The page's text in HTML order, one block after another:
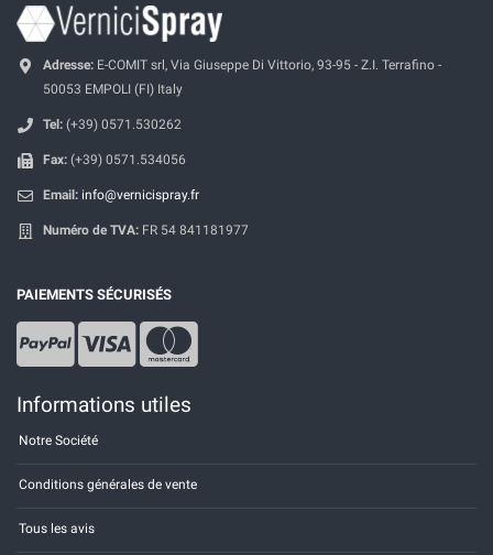
Adresse: E-COMIT srl, Via Giuseppe Di Vittorio, 93-95 - Z.I. Terrafino -
50053 EMPOLI (FI) Italy
Tel: (+39) 0571.530262
Fax: (+39) 0571.534056
Email: info@vernicispray.fr
Numéro de TVA: FR 54 841181977
PAIEMENTS SÉCURISÉS
Informations utiles
Notre Société
Conditions générales de vente
Tous les avis